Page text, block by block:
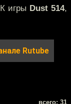
игры Dust 514,
Rutube
всего: 31